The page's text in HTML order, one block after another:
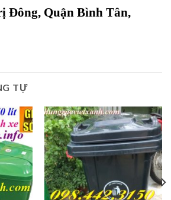
Đông, Quận Bình Tân,
TỰ